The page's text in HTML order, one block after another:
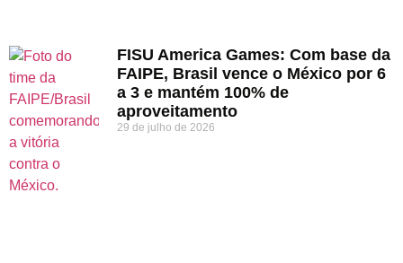
FISU America Games: Com base da
FAIPE, Brasil vence o México por 6
a 3 e mantém 100% de
aproveitamento
29 de julho de 2026